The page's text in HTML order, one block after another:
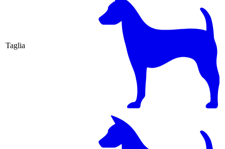
Taglia